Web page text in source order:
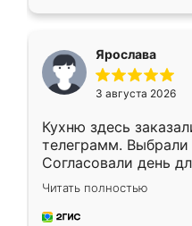
Ярослава
3 августа 2026
Кухню здесь
телеграмм.
Согласовали день
недели кухня была
довольны работой.
мебель за
Читать полностью